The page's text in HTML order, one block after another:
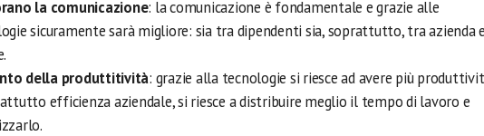
la comunicazione: la comunicazione è fondamentale e grazie alle
sicuramente sarà migliore: sia tra dipendenti sia, soprattutto, tra azienda e
della produttitività: grazie alla tecnologie si riesce ad avere più
efficienza aziendale, si riesce a distribuire meglio il tempo di lavoro e